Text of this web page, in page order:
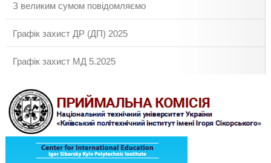
З великим сумом повідомляємо
Графік захист ДР (ДП) 2025
Графік захист МД 5.2025